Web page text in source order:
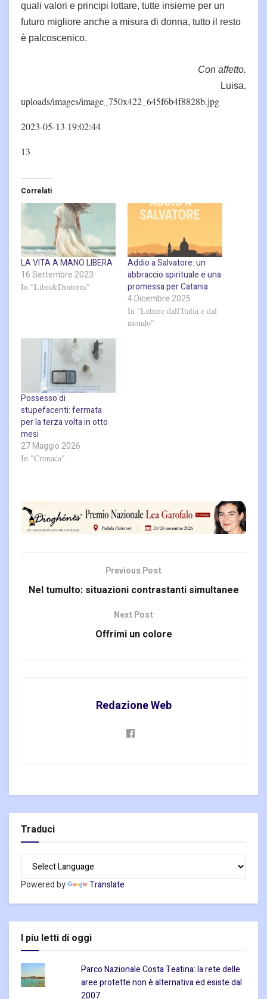
quali valori e principi lottare, tutte insieme per un
futuro migliore anche a misura di donna, tutto il resto
è palcoscenico.
Con affetto.
Luisa.
uploads/images/image_750x422_645f6b4f8828b.jpg
2023-05-13 19:02:44
13
Correlati
LA VITA A MANO LIBERA
16 Settembre 2023
In "Libri&Dintorni"
Addio a Salvatore: un
abbraccio spirituale e una
promessa per Catania
4 Dicembre 2025
In "Lettere dall'Italia e dal
mondo"
Possesso di
stupefacenti: fermata
per la terza volta in otto
mesi
27 Maggio 2026
In "Cronaca"
Previous Post
Nel tumulto: situazioni contrastanti simultanee
Next Post
Offrimi un colore
Redazione Web
Traduci
Powered by Translate
I piu letti di oggi
Parco Nazionale Costa Teatina: la rete delle
aree protette non è alternativa ed esiste dal
2007